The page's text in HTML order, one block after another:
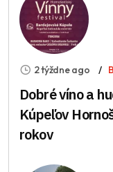
2 týždne ago
Dobré víno a
Kúpeľov
rokov